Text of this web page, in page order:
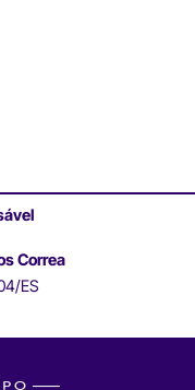
Correa
ES